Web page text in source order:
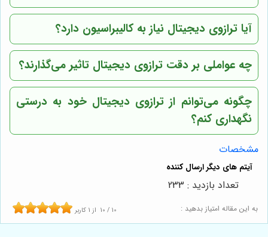
آیا ترازوی دیجیتال نیاز به کالیبراسیون دارد؟
چه عواملی بر دقت ترازوی دیجیتال تاثیر می‌گذارند؟
چگونه می‌توانم از ترازوی دیجیتال خود به درستی
نگهداری کنم؟
مشخصات
به این مقاله امتیاز بدهید : 10 / 10 از1 کاربر
تعداد بازدید : 233